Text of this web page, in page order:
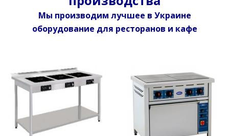
Мы производим лучшее в Украине
оборудование для ресторанов и кафе